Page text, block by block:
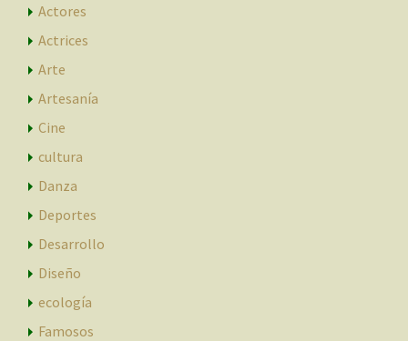
Actores
Actrices
Arte
Artesanía
Cine
cultura
Danza
Deportes
Desarrollo
Diseño
ecología
Famosos